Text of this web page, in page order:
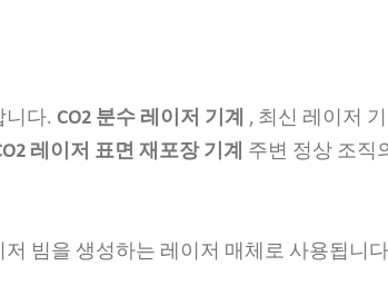
니다. CO2 분수 레이저 기계 , 최신 레이저
레이저 표면 재포장 기계 주변 정상 조직
저 빔을 생성하는 레이저 매체로 사용됩